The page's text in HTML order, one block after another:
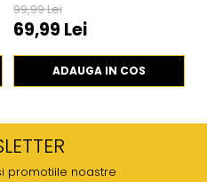
99,99 Lei
69,99 Lei
ADAUGA IN COS
promotiile noastre